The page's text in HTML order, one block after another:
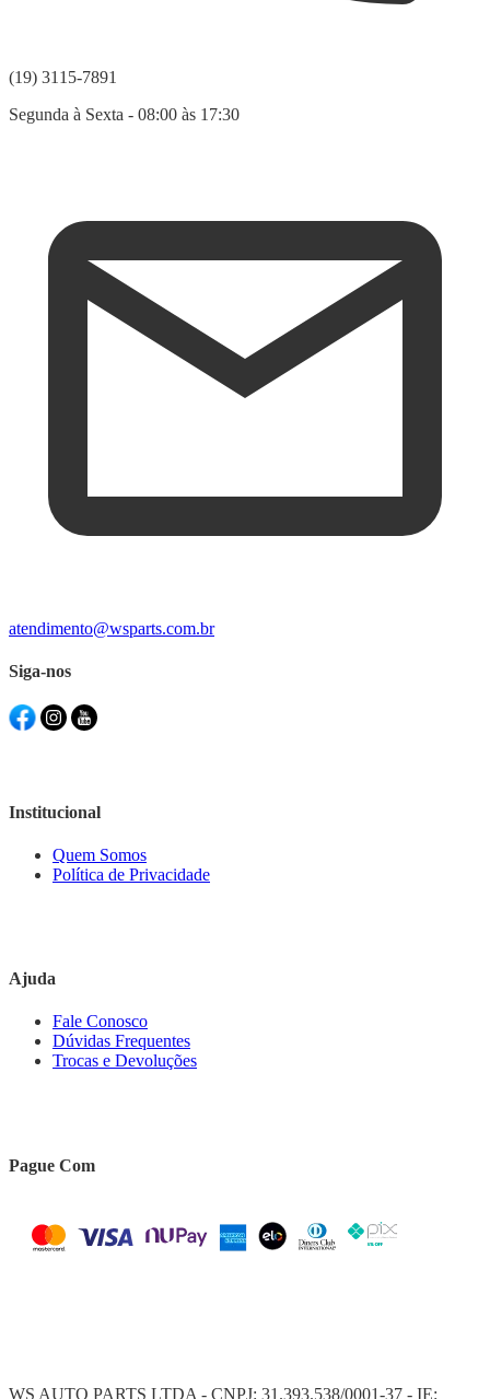
(19) 3115-7891
Segunda à Sexta - 08:00 às 17:30
atendimento@wsparts.com.br
Siga-nos
Institucional
Quem Somos
Política de Privacidade
Ajuda
Fale Conosco
Dúvidas Frequentes
Trocas e Devoluções
Pague Com
WS AUTO PARTS LTDA - CNPJ: 31.393.538/0001-37 - IE: